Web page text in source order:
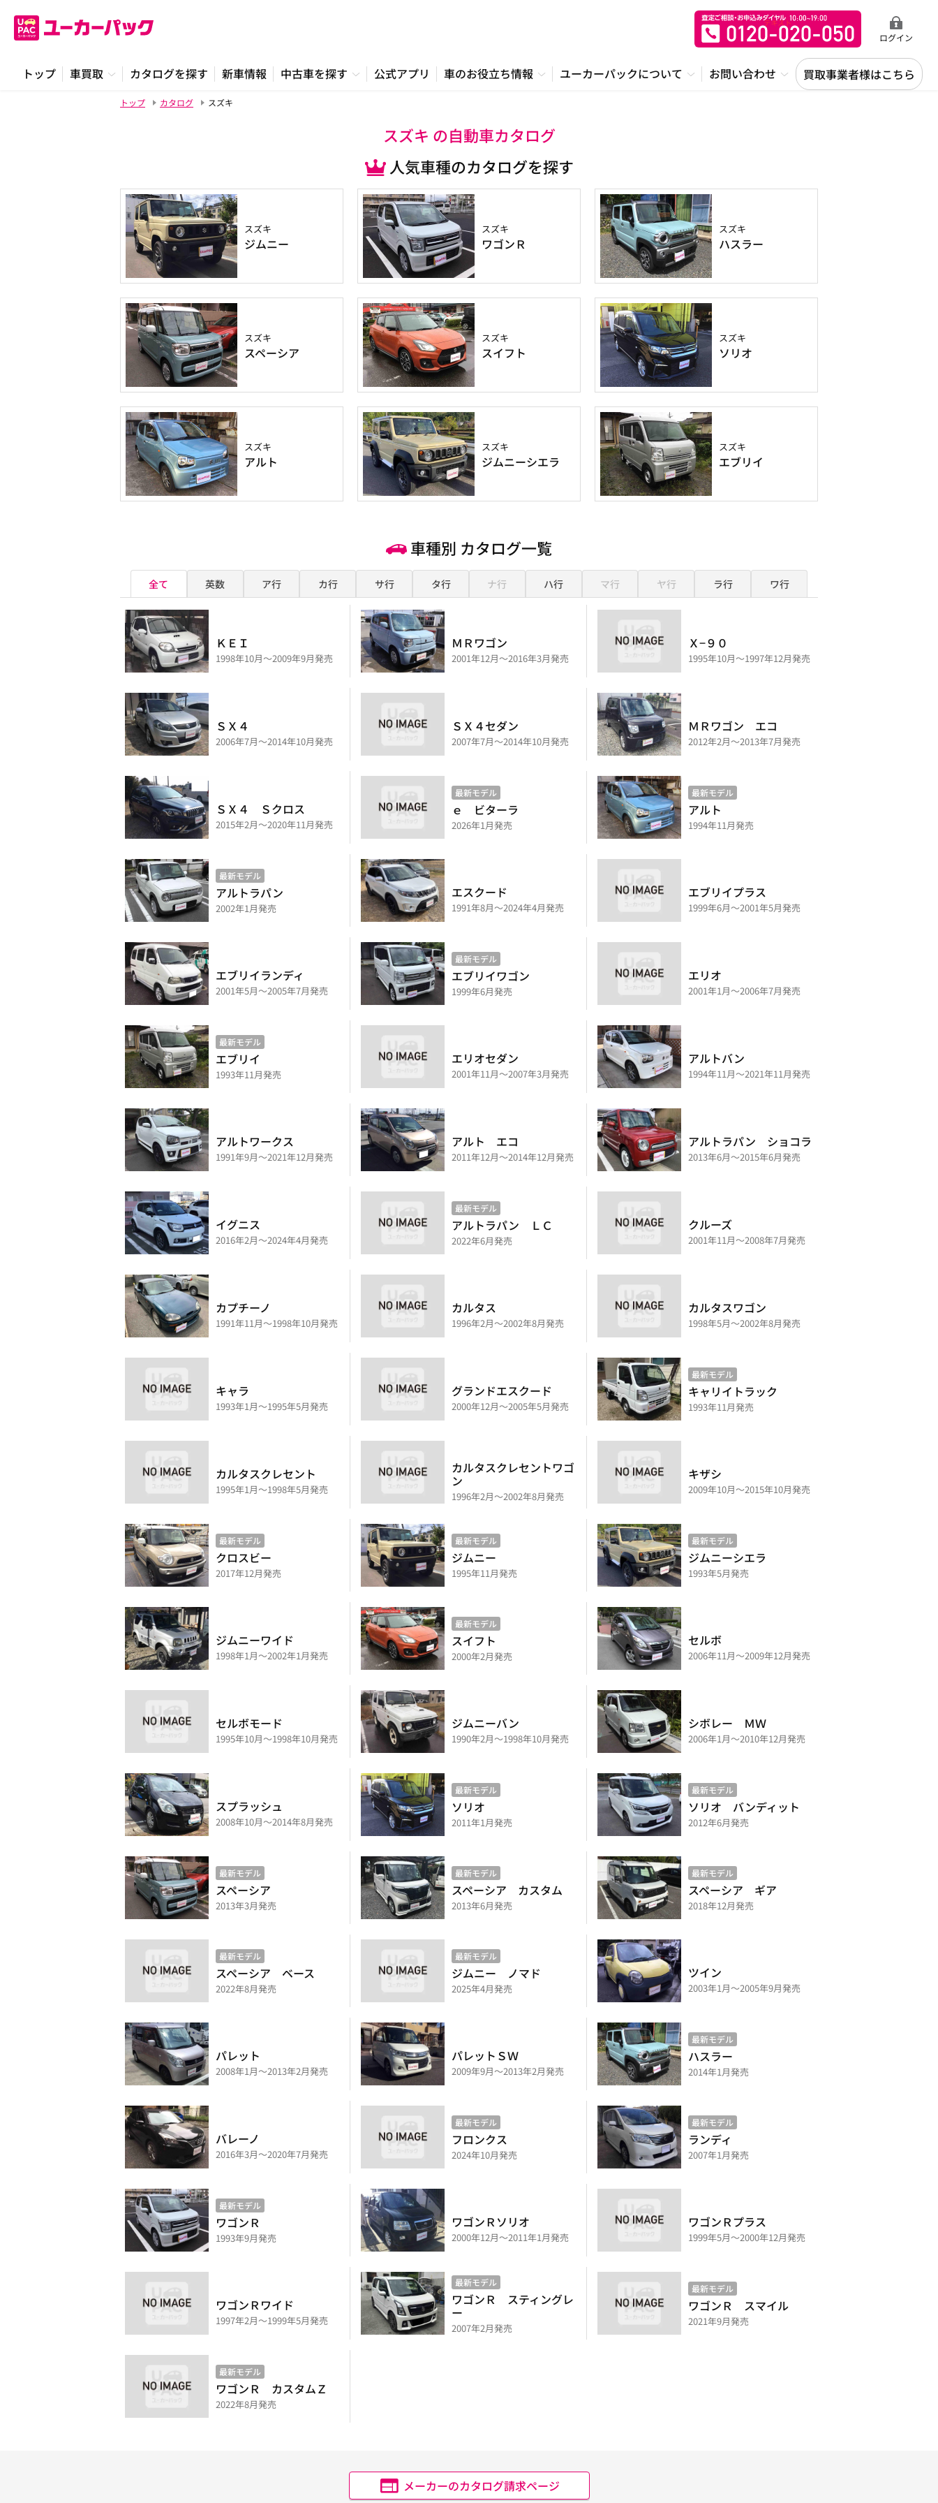
ログイン
トップ 車買取 カタログを探す 新車情報 中古車を探す 公式アプリ 車のお役立ち情報 ユーカーパックについて お問い合わせ 買取事業者様はこちら
トップ カタログ スズキ
スズキ の自動車カタログ
人気車種のカタログを探す
スズキ
ジムニー
スズキ
ワゴンＲ
スズキ
ハスラー
スズキ
スペーシア
スズキ
スイフト
スズキ
ソリオ
スズキ
アルト
スズキ
ジムニーシエラ
スズキ
エブリイ
車種別 カタログ一覧
全て 英数 ア行 カ行 サ行 タ行 ナ行 ハ行 マ行 ヤ行 ラ行 ワ行
ＫＥＩ
1998年10月～2009年9月発売
ＭＲワゴン
2001年12月～2016年3月発売
Ｘ−９０
1995年10月～1997年12月発売
ＳＸ４
2006年7月～2014年10月発売
ＳＸ４セダン
2007年7月～2014年10月発売
ＭＲワゴン エコ
2012年2月～2013年7月発売
ＳＸ４ Ｓクロス
2015年2月～2020年11月発売
最新モデル
ｅ ビターラ
2026年1月発売
最新モデル
アルト
1994年11月発売
最新モデル
アルトラパン
2002年1月発売
エスクード
1991年8月～2024年4月発売
エブリイプラス
1999年6月～2001年5月発売
エブリイランディ
2001年5月～2005年7月発売
最新モデル
エブリイワゴン
1999年6月発売
エリオ
2001年1月～2006年7月発売
最新モデル
エブリイ
1993年11月発売
エリオセダン
2001年11月～2007年3月発売
アルトバン
1994年11月～2021年11月発売
アルトワークス
1991年9月～2021年12月発売
アルト エコ
2011年12月～2014年12月発売
アルトラパン ショコラ
2013年6月～2015年6月発売
イグニス
2016年2月～2024年4月発売
最新モデル
アルトラパン ＬＣ
2022年6月発売
クルーズ
2001年11月～2008年7月発売
カプチーノ
1991年11月～1998年10月発売
カルタス
1996年2月～2002年8月発売
カルタスワゴン
1998年5月～2002年8月発売
キャラ
1993年1月～1995年5月発売
グランドエスクード
2000年12月～2005年5月発売
最新モデル
キャリイトラック
1993年11月発売
カルタスクレセント
1995年1月～1998年5月発売
カルタスクレセントワゴ
ン
1996年2月～2002年8月発売
キザシ
2009年10月～2015年10月発売
最新モデル
クロスビー
2017年12月発売
最新モデル
ジムニー
1995年11月発売
最新モデル
ジムニーシエラ
1993年5月発売
ジムニーワイド
1998年1月～2002年1月発売
最新モデル
スイフト
2000年2月発売
セルボ
2006年11月～2009年12月発売
セルボモード
1995年10月～1998年10月発売
ジムニーバン
1990年2月～1998年10月発売
シボレー ＭＷ
2006年1月～2010年12月発売
スプラッシュ
2008年10月～2014年8月発売
最新モデル
ソリオ
2011年1月発売
最新モデル
ソリオ バンディット
2012年6月発売
最新モデル
スペーシア
2013年3月発売
最新モデル
スペーシア カスタム
2013年6月発売
最新モデル
スペーシア ギア
2018年12月発売
最新モデル
スペーシア ベース
2022年8月発売
最新モデル
ジムニー ノマド
2025年4月発売
ツイン
2003年1月～2005年9月発売
パレット
2008年1月～2013年2月発売
パレットＳＷ
2009年9月～2013年2月発売
最新モデル
ハスラー
2014年1月発売
バレーノ
2016年3月～2020年7月発売
最新モデル
フロンクス
2024年10月発売
最新モデル
ランディ
2007年1月発売
最新モデル
ワゴンＲ
1993年9月発売
ワゴンＲソリオ
2000年12月～2011年1月発売
ワゴンＲプラス
1999年5月～2000年12月発売
ワゴンＲワイド
1997年2月～1999年5月発売
最新モデル
ワゴンＲ スティングレ
ー
2007年2月発売
最新モデル
ワゴンＲ スマイル
2021年9月発売
最新モデル
ワゴンＲ カスタムＺ
2022年8月発売
メーカーのカタログ請求ページ